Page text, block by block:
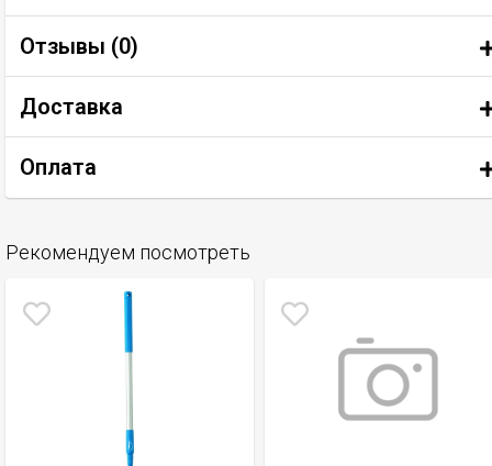
Отзывы (0)
Доставка
Оплата
Рекомендуем посмотреть